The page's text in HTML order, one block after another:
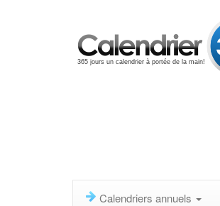
365 jours un calendrier à portée de la main!
Calendriers annuels